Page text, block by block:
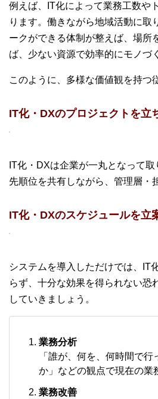
例えば、IT化によって業務工数や
ります。働きながら地域活動に
ークができる体制が整えば、場所
ば、少ない資源で効率的にモノづ
このように、多様な価値観を持つ
IT化・DXのプロジェクトを立
IT化・DXは企業が一丸となって
先順位を共有しながら、管理層・
IT化・DXのスケジュールを立
システムを導入しただけでは、IT
らず、十分な効果を得られない恐
していきましょう。
業務分析
「誰が、何を、何時間で
か」などの観点で現在の業
業務改善